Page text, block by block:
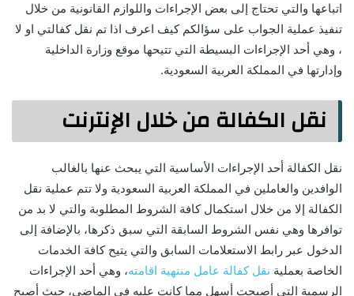
اتباعها والتي تحتاج إلى بعض الإجراءات واللوازم القانونية من خلال
تنفيذ عملية الجواب على سؤالكم كيف اعرف اذا تم نقل كفالتي او لا
، وهي أحد الإجراءات البسيطة التي تتيحها موقع وزارة الداخلية
وإدارتها في المملكة العربية السعودية.
نقل الكفالة من خلال الإنترنت
نقل الكفالة أحد الإجراءات الأساسية التي يبحث عنها بالغالب
الوافدين والعاملين في المملكة العربية السعودية ولا تتم عملية نقل
الكفالة إلا من خلال استكمال كافة الشروط المطلوبة والتي لا بد من
توافرها وهي نفس الشروط السابقة التي سبق ذكرها، بالإضافة إلى
الدخول عبر رابط الاستعلامات السابق والتي يتيح كافة الخدمات
الخاصة بعملية نقل كفالة عامل منتهية اقامته، وهي أحد الإجراءات
الرسمية التي أصبحت أسهل مما كانت عليه في الماضي، حيث أصبح